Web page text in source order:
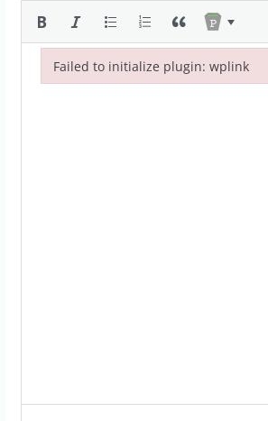
Failed to initialize plugin: wplink
Failed to initialize plugin: wplink